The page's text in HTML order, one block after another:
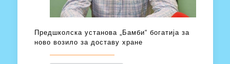
Предшколска установа „Бамби“ богатија за
ново возило за доставу хране